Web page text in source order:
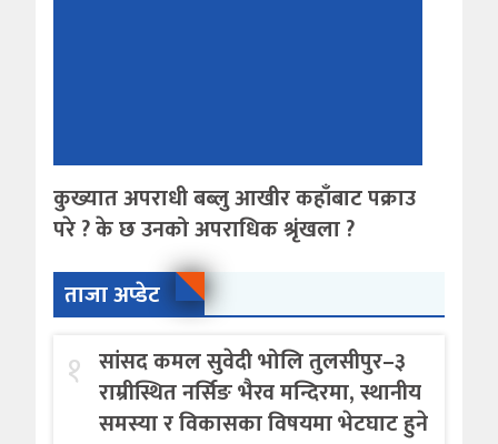
कुख्यात अपराधी बब्लु आखीर कहाँबाट पक्राउ
परे ? के छ उनको अपराधिक श्रृंखला ?
ताजा अप्डेट
१ सांसद कमल सुवेदी भोलि तुलसीपुर–३
राम्रीस्थित नर्सिङ भैरव मन्दिरमा, स्थानीय
समस्या र विकासका विषयमा भेटघाट हुने